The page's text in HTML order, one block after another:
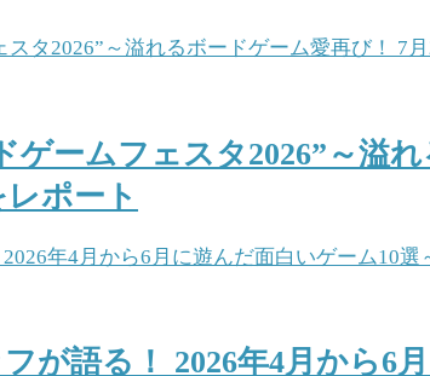
ゲームフェスタ2026”～溢
ポート
が語る！ 2026年4月から